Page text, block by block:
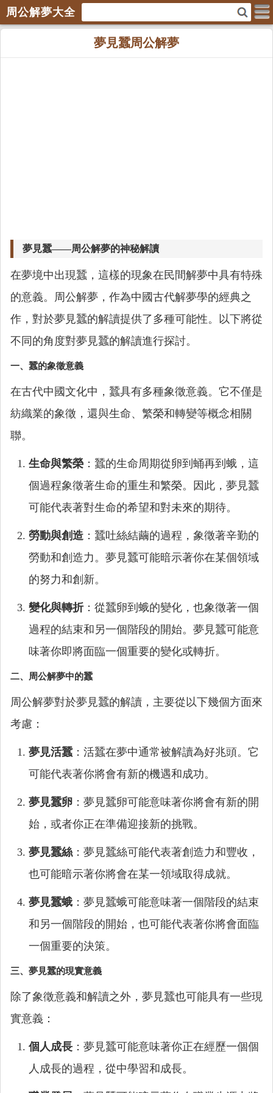
周公解夢大全
夢見蠶周公解夢
夢見蠶——周公解夢的神秘解讀
在夢境中出現蠶，這樣的現象在民間解夢中具有特殊
的意義。周公解夢，作為中國古代解夢學的經典之
作，對於夢見蠶的解讀提供了多種可能性。以下將從
不同的角度對夢見蠶的解讀進行探討。
一、蠶的象徵意義
在古代中國文化中，蠶具有多種象徵意義。它不僅是
紡織業的象徵，還與生命、繁榮和轉變等概念相關
聯。
生命與繁榮 ：蠶的生命周期從卵到蛹再到蛾，這
個過程象徵著生命的重生和繁榮。因此，夢見蠶
可能代表著對生命的希望和對未來的期待。
勞動與創造 ：蠶吐絲結繭的過程，象徵著辛勤的
勞動和創造力。夢見蠶可能暗示著你在某個領域
的努力和創新。
變化與轉折：從蠶卵到蛾的變化，也象徵著一個
過程的結束和另一個階段的開始。夢見蠶可能意
味著你即將面臨一個重要的變化或轉折。
二、周公解夢中的蠶
周公解夢對於夢見蠶的解讀，主要從以下幾個方面來
考慮：
夢見活蠶：活蠶在夢中通常被解讀為好兆頭。它
可能代表著你將會有新的機遇和成功。
夢見蠶卵 ：夢見蠶卵可能意味著你將會有新的開
始，或者你正在準備迎接新的挑戰。
夢見蠶絲：夢見蠶絲可能代表著創造力和豐收，
也可能暗示著你將會在某一領域取得成就。
夢見蠶蛾 ：夢見蠶蛾可能意味著一個階段的結束
和另一個階段的開始，也可能代表著你將會面臨
一個重要的決策。
三、夢見蠶的現實意義
除了象徵意義和解讀之外，夢見蠶也可能具有一些現
實意義：
個人成長 ：夢見蠶可能意味著你正在經歷一個個
人成長的過程，從中學習和成長。